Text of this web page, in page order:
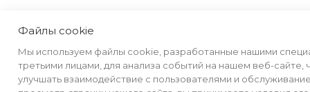
Файлы cookie
Мы используем файлы cookie, разработанные нашими
третьими лицами, для анализа событий на нашем веб-сайте,
улучшать взаимодействие с пользователями и